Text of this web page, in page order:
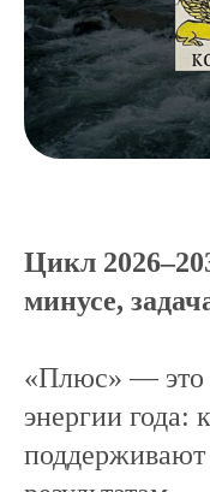
Цикл
минусе,
«Плюс» — это
энергии года:
поддерживают